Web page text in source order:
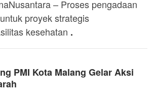
– Proses pengadaan
proyek strategis
kesehatan .
PMI Kota Malang Gelar Aksi